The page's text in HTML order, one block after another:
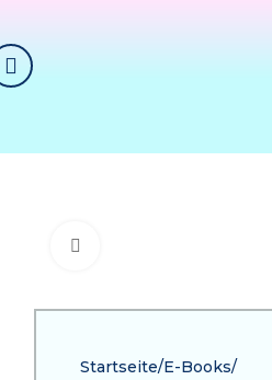
Startseite E-Books